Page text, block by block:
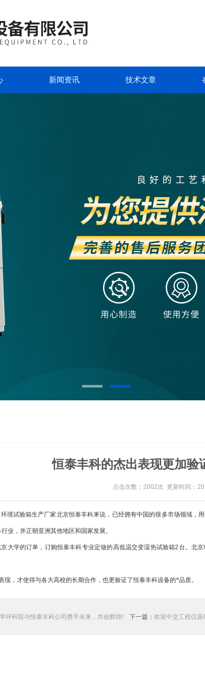
新闻资讯 技术文章
恒泰丰科的杰出表现更加验
点击次数：2002次 更新时间：
境试验箱生产厂家北京恒泰丰科来说，已经拥有中国的很多市场领域，
业，并正朝亚洲其他地区和国家发展。
大学的订单，订购恒泰丰科专业定做的高低温交变湿热试验箱2 台。北
现，才使得与各大高校的长期合作，也更验证了恒泰丰科设备的*品质。
环科院与恒泰丰科公司携手未来，共创辉煌! 下一篇： 欢迎中交工程仪器